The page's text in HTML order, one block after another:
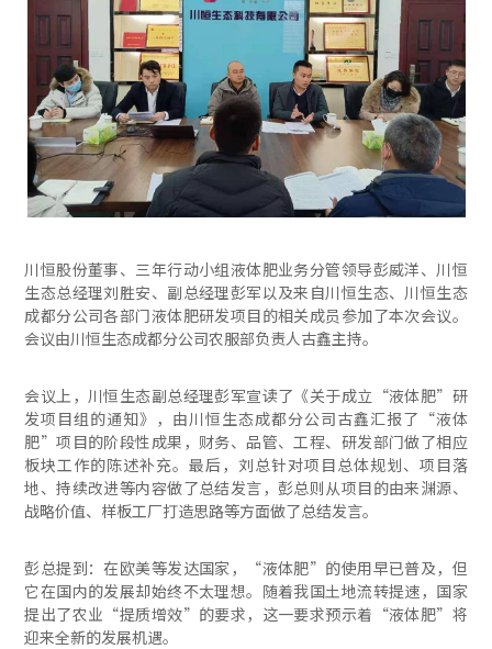
川恒股份董事、三年行动小组液体肥业务分管领导彭威洋、川恒
生态总经理刘胜安、副总经理彭军以及来自川恒生态、川恒生态
成都分公司各部门液体肥研发项目的相关成员参加了本次会议。
会议由川恒生态成都分公司农服部负责人古鑫主持。
会议上，川恒生态副总经理彭军宣读了《关于成立“液体肥”研
发项目组的通知》，由川恒生态成都分公司古鑫汇报了“液体
肥”项目的阶段性成果，财务、品管、工程、研发部门做了相应
板块工作的陈述补充。最后，刘总针对项目总体规划、项目落
地、持续改进等内容做了总结发言，彭总则从项目的由来渊源、
战略价值、样板工厂打造思路等方面做了总结发言。
彭总提到：在欧美等发达国家，“液体肥”的使用早已普及，但
它在国内的发展却始终不太理想。随着我国土地流转提速，国家
提出了农业“提质增效”的要求，这一要求预示着“液体肥”将
迎来全新的发展机遇。